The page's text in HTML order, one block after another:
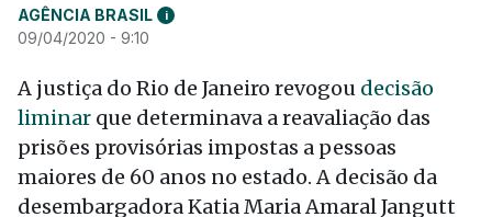
AGÊNCIA BRASIL i
09/04/2020 - 9:10
A justiça do Rio de Janeiro revogou decisão
liminar que determinava a reavaliação das
prisões provisórias impostas a pessoas
maiores de 60 anos no estado. A decisão da
desembargadora Katia Maria Amaral Jangutt